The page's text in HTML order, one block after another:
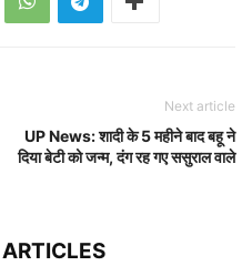
Next article
UP News: शादी के 5 महीने बाद बहू ने
दिया बेटी को जन्म, दंग रह गए ससुराल वाले